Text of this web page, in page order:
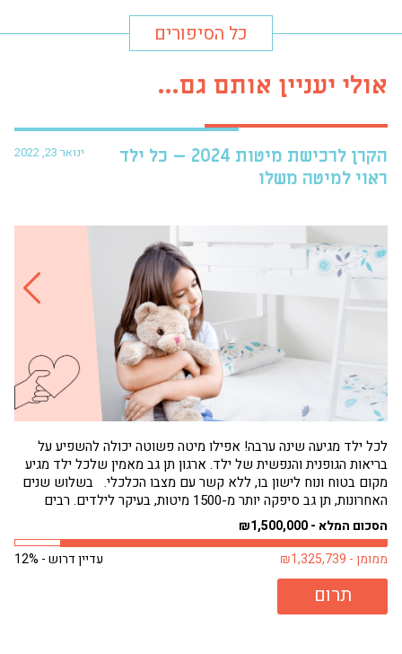
כל הסיפורים
אולי יעניין אותם גם...
ינואר 23, 2022
הקרן לרכישת מיטות 2024 – כל ילד
ראוי למיטה משלו
לכל ילד מגיעה שינה ערבה! אפילו מיטה פשוטה יכולה להשפיע על
בריאות הגופנית והנפשית של ילד. ארגון תן גב מאמין שלכל ילד מגיע
מקום בטוח ונוח לישון בו, ללא קשר עם מצבו הכלכלי. בשלוש שנים
האחרונות, תן גב סיפקה יותר מ-1500 מיטות, בעיקר לילדים. רבים
מילדים אלה היו ישנים על...
הסכום המלא - ₪1,500,000
עדיין דרוש - 12%
ממומן - ₪1,325,739
תרום